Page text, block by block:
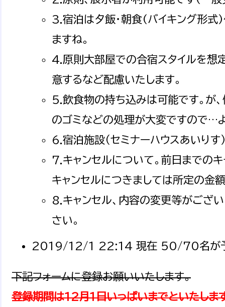
3.宿泊は夕飯・朝食(バイキング形
ますね。
4.原則大部屋での合宿スタイルを想
意するなど配慮いたします。
5.飲食物の持ち込みは可能です。が
のゴミなどの処理が大変ですので…
6.宿泊施設（セミナーハウスあいり
7.キャンセルについて。前日までの
キャンセルにつきましては所定の
8.キャンセル、内容の変更等がござ
さい。
2019/12/1 22:14 現在 50/70名が予
下記フォームに登録お願いいたします。
登録期間は12月1日いっぱいまでといたしま